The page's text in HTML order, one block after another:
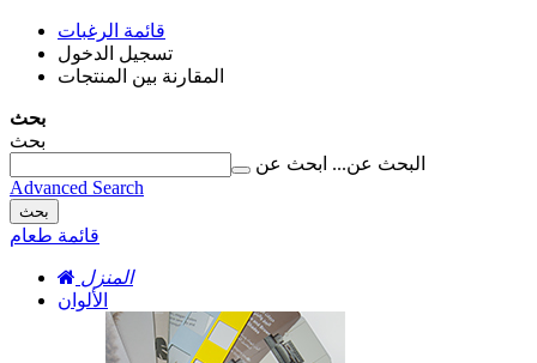
قائمة الرغبات
تسجيل الدخول
المقارنة بين المنتجات
بحث
بحث
البحث عن... ابحث عن
Advanced Search
بحث
قائمة طعام
المنزل
الألوان